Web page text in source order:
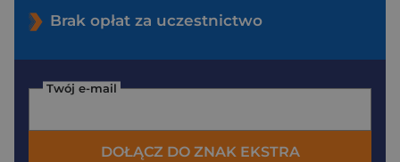
Brak opłat za uczestnictwo
Twój e-mail
DOŁĄCZ DO ZNAK EKSTRA